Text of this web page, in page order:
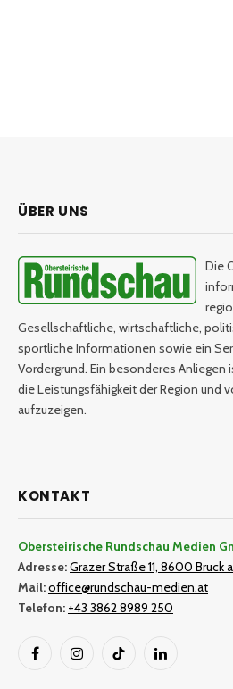
ÜBER UNS
Die
Gesellschaftliche, wirtschaftliche,
sportliche Informationen sowie ein
Vordergrund. Ein besonderes Anliegen
die Leistungsfähigkeit der Region und
aufzuzeigen.
KONTAKT
Obersteirische Rundschau Medien
Adresse:Grazer Straße 11, 8600 Bruck
Mail:office@rundschau-medien.at
Telefon: +43 3862 8989 250
FacebookInstagramTikTok LinkedIn